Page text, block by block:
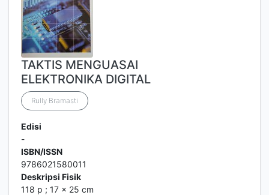
TAKTIS MENGUASAI
ELEKTRONIKA DIGITAL
Rully Bramasti
Edisi
-
ISBN/ISSN
9786021580011
Deskripsi Fisik
118 p ; 17 x 25 cm